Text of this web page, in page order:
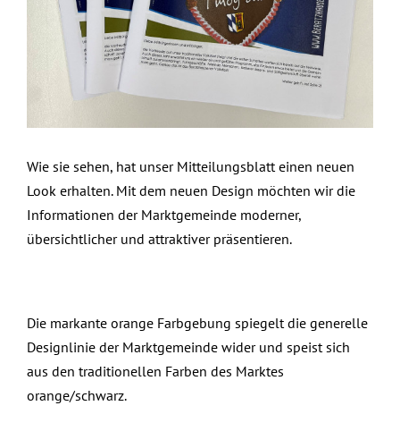
Wie sie sehen, hat unser Mitteilungsblatt einen neuen
Look erhalten. Mit dem neuen Design möchten wir die
Informationen der Marktgemeinde moderner,
übersichtlicher und attraktiver präsentieren.
Die markante orange Farbgebung spiegelt die generelle
Designlinie der Marktgemeinde wider und speist sich
aus den traditionellen Farben des Marktes
orange/schwarz.